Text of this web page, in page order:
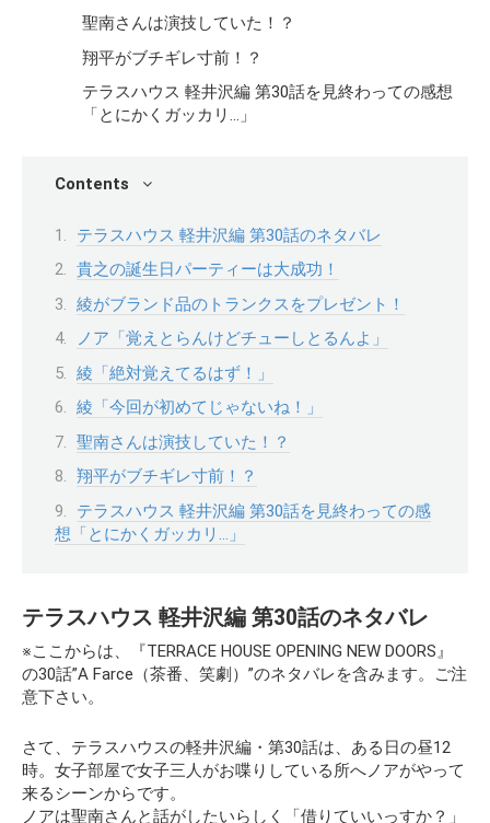
聖南さんは演技していた！？
翔平がブチギレ寸前！？
テラスハウス 軽井沢編 第30話を見終わっての感想
「とにかくガッカリ…」
Contents
テラスハウス 軽井沢編 第30話のネタバレ
貴之の誕生日パーティーは大成功！
綾がブランド品のトランクスをプレゼント！
ノア「覚えとらんけどチューしとるんよ」
綾「絶対覚えてるはず！」
綾「今回が初めてじゃないね！」
聖南さんは演技していた！？
翔平がブチギレ寸前！？
テラスハウス 軽井沢編 第30話を見終わっての感
想「とにかくガッカリ…」
テラスハウス 軽井沢編 第30話のネタバレ
※ここからは、『TERRACE HOUSE OPENING NEW DOORS』
の30話”A Farce（茶番、笑劇）”のネタバレを含みます。ご注
意下さい。
さて、テラスハウスの軽井沢編・第30話は、ある日の昼12
時。女子部屋で女子三人がお喋りしている所へノアがやって
来るシーンからです。
ノアは聖南さんと話がしたいらしく「借りていいっすか？」